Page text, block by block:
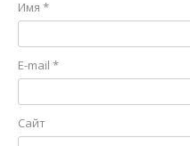
Имя *
E-mail *
Сайт